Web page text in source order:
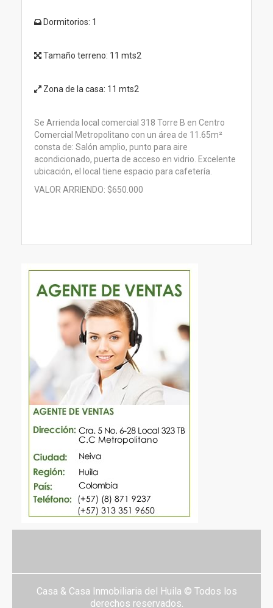
Dormitorios: 1
Tamaño terreno: 11 mts2
Zona de la casa: 11 mts2
Se Arrienda local comercial 318 Torre B en Centro
Comercial Metropolitano con un área de 11.65m²
consta de: Salón amplio, punto para aire
acondicionado, puerta de acceso en vidrio. Excelente
ubicación, el local tiene espacio para cafetería.
VALOR ARRIENDO: $650.000
Casa & Casa Inmobiliaria del Huila © Todos los
derechos reservados.